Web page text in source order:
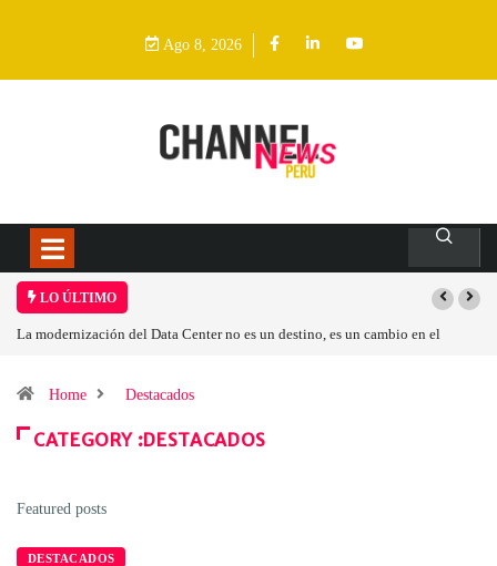
Ago 8, 2026
LO ÚLTIMO
no es un destino, es un cambio en el Los ingresos por
Home Destacados
CATEGORY :DESTACADOS
Featured posts
DESTACADOS